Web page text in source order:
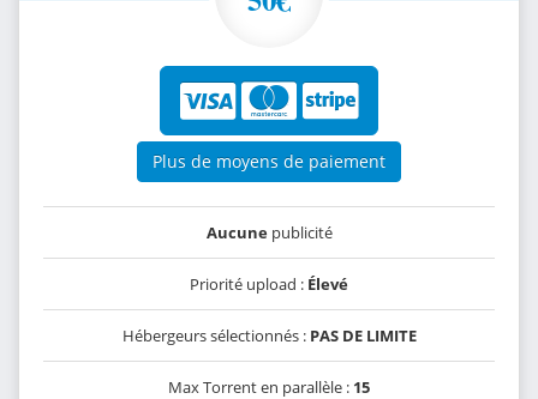
Plus de moyens de paiement
Aucunepublicité
Priorité upload : Élevé
Hébergeurs sélectionnés : PAS DE LIMITE
Max Torrent en parallèle : 15